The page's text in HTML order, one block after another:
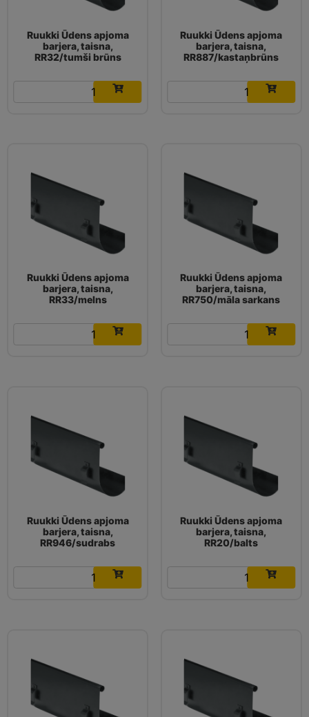
Ruukki Ūdens apjoma
barjera, taisna,
RR32/tumši brūns
20.49€
Ruukki Ūdens apjoma
barjera, taisna,
RR887/kastaņbrūns
20.49€
Ruukki Ūdens apjoma
barjera, taisna,
RR33/melns
20.49€
Ruukki Ūdens apjoma
barjera, taisna,
RR750/māla sarkans
20.49€
Ruukki Ūdens apjoma
barjera, taisna,
RR946/sudrabs
20.49€
Ruukki Ūdens apjoma
barjera, taisna,
RR20/balts
20.49€